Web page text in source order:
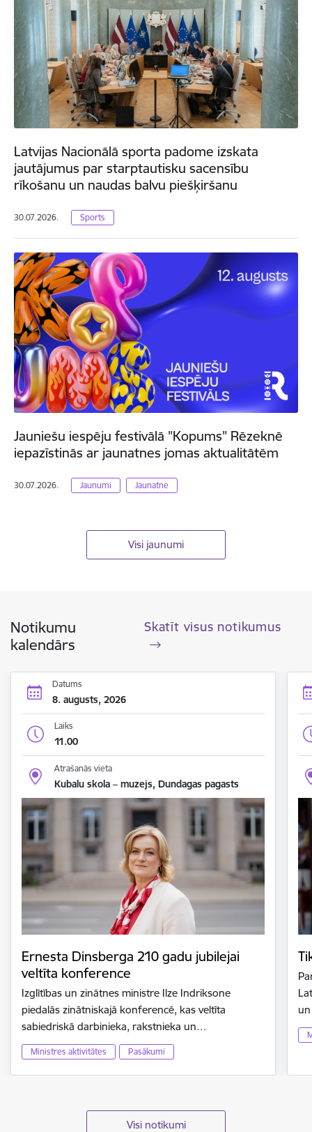
Latvijas Nacionālā sporta padome izskata
jautājumus par starptautisku sacensību
rīkošanu un naudas balvu piešķiršanu
30.07.2026. Sports
Jauniešu iespēju festivālā "Kopums" Rēzeknē
iepazīstinās ar jaunatnes jomas aktualitātēm
30.07.2026. Jaunumi Jaunatne
Visi jaunumi
Notikumu
kalendārs
Skatīt visus notikumus
Datums
8. augusts, 2026
Laiks
11.00
Atrašanās vieta
Kubalu skola – muzejs, Dundagas pagasts
Ernesta Dinsberga 210 gadu jubilejai
veltīta konference
Izglītības un zinātnes ministre Ilze Indriksone
piedalās zinātniskajā konferencē, kas veltīta
sabiedriskā darbinieka, rakstnieka un…
Ministres aktivitātes Pasākumi
Visi notikumi